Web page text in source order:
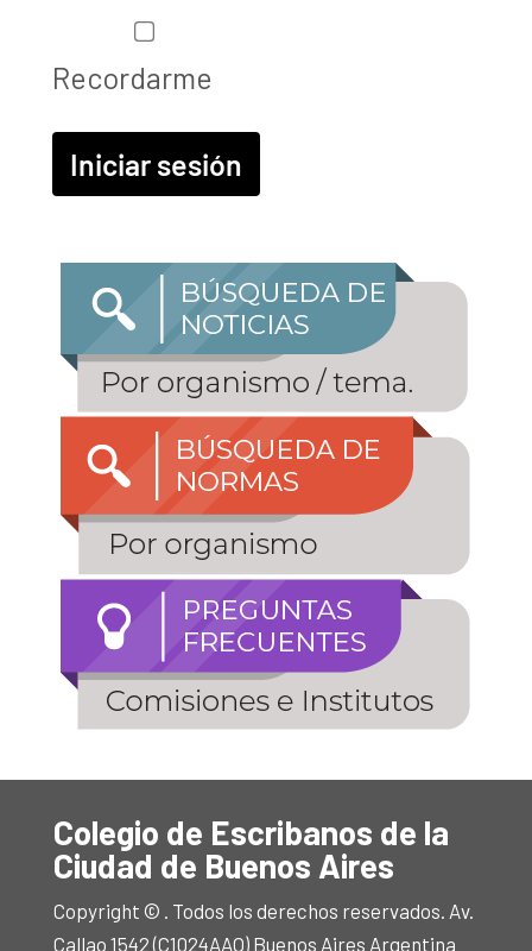
Recordarme
Colegio de Escribanos de la
Ciudad de Buenos Aires
Copyright © . Todos los derechos reservados. Av.
Callao 1542 (C1024AAO) Buenos Aires Argentina